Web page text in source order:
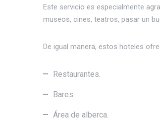
Este servicio es especialmente
museos, cines, teatros, pasar un
De igual manera, estos hoteles
Restaurantes.
Bares.
Área de alberca.